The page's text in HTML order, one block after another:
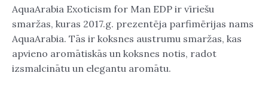
AquaArabia Exoticism for Man EDP ir vīriešu
smaržas, kuras 2017.g. prezentēja parfimērijas nams
AquaArabia. Tās ir koksnes austrumu smaržas, kas
apvieno aromātiskās un koksnes notis, radot
izsmalcinātu un elegantu aromātu.